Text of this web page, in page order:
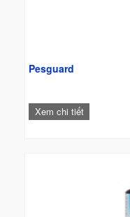
Pesguard
Xem chi tiết